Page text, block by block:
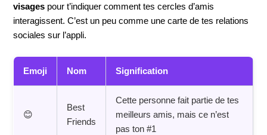
visages pour t’indiquer comment tes cercles d’amis
interagissent. C’est un peu comme une carte de tes relations
sociales sur l’appli.
Emoji Nom Signification
😊
Best
Friends
Cette personne fait partie de tes
meilleurs amis, mais ce n’est
pas ton #1